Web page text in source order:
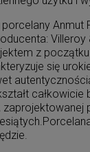
Anmut
Villeroy
z
się
całkowicie
zaprojektowanej